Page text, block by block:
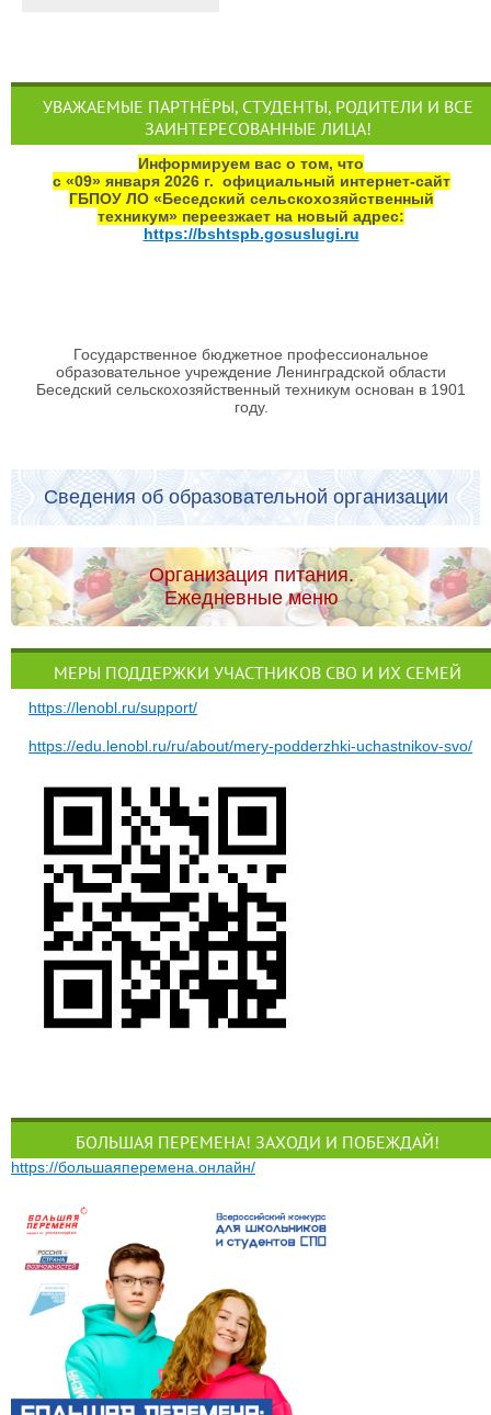
УВАЖАЕМЫЕ ПАРТНЁРЫ, СТУДЕНТЫ, РОДИТЕЛИ И ВСЕ
ЗАИНТЕРЕСОВАННЫЕ ЛИЦА!
Информируем вас о том, что
с «09» января 2026 г. официальный интернет‑сайт
ГБПОУ ЛО «Беседский сельскохозяйственный
техникум» переезжает на новый адрес:
https://bshtspb.gosuslugi.ru
Государственное бюджетное профессиональное
образовательное учреждение Ленинградской области
Беседский сельскохозяйственный техникум основан в 1901
году.
Сведения об образовательной организации
Организация питания.
Ежедневные меню
МЕРЫ ПОДДЕРЖКИ УЧАСТНИКОВ СВО И ИХ СЕМЕЙ
https://lenobl.ru/support/
https://edu.lenobl.ru/ru/about/mery-podderzhki-uchastnikov-svo/
БОЛЬШАЯ ПЕРЕМЕНА! ЗАХОДИ И ПОБЕЖДАЙ!
https://большаяперемена.онлайн/